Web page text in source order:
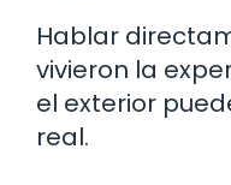
Hablar
vivieron la
el exterior
real.